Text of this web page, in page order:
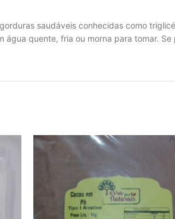
saudáveis conhecidas como
água quente, fria ou morna para tomar.